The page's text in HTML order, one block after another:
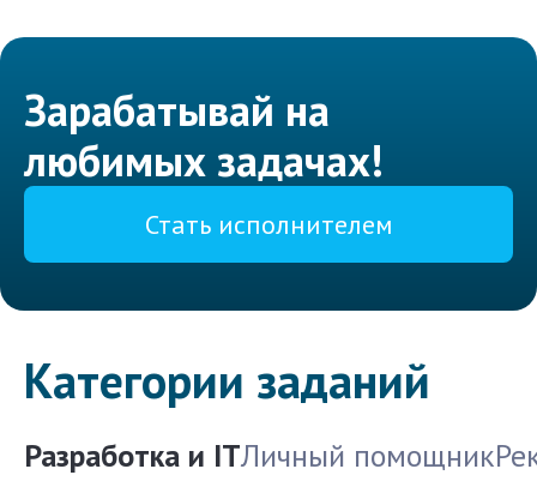
Зарабатывай на
любимых задачах!
Стать исполнителем
Категории заданий
Разработка и ITЛичный помощник